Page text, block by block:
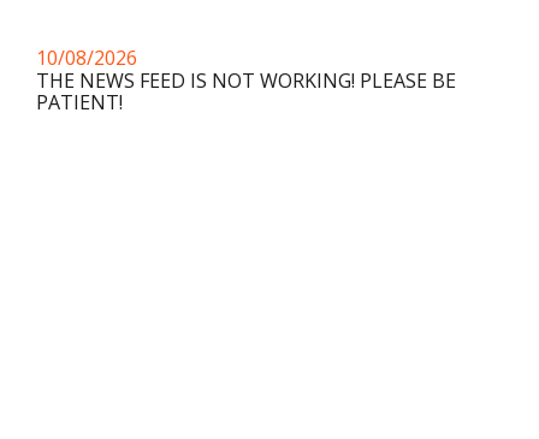
10/08/2026
THE NEWS FEED IS NOT WORKING! PLEASE BE
PATIENT!